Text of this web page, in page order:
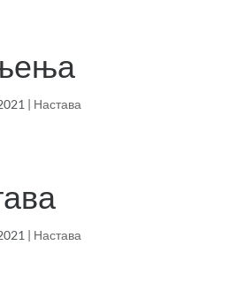
| Настава
| Настава